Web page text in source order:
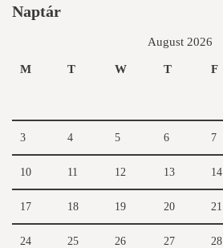
Naptár
August 2026
M T W T F
3 4 5 6 7
10 11 12 13 14
17 18 19 20 21
24 25 26 27 28